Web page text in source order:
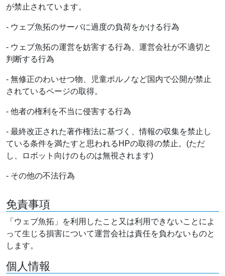
が禁止されています。
- ウェブ魚拓のサーバに過度の負荷をかける行為
- ウェブ魚拓の運営を妨害する行為、運営会社が不適切と
判断する行為
- 無修正のわいせつ物、児童ポルノなど国内で公開が禁止
されているページの取得。
- 他者の権利を不当に侵害する行為
- 最終改正された著作権法に基づく、情報の収集を禁止し
ている条件を満たすと思われるHPの取得の禁止。(ただ
し、ロボット向けのものは無視されます)
- その他の不法行為
免責事項
「ウェブ魚拓」を利用したこと又は利用できないことによ
って生じる損害について運営会社は責任を負わないものと
します。
個人情報